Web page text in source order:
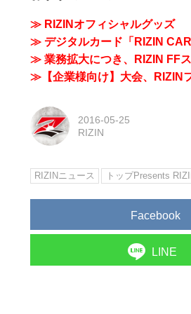
≫ RIZINオフィシャルグッズ
≫ デジタルカード「RIZIN
≫ 業務拡大につき、RIZIN FFス
≫【企業様向け】大会、RIZIN
2016-05-25
RIZIN
RIZINニュース トップPresents
Facebook
LINE